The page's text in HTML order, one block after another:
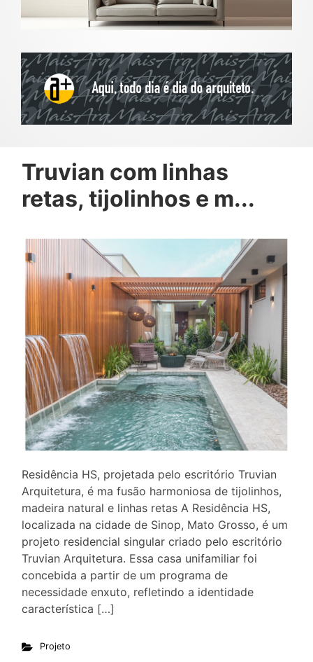
Truvian com linhas
retas, tijolinhos e m...
Residência HS, projetada pelo escritório Truvian
Arquitetura, é ma fusão harmoniosa de tijolinhos,
madeira natural e linhas retas A Residência HS,
localizada na cidade de Sinop, Mato Grosso, é um
projeto residencial singular criado pelo escritório
Truvian Arquitetura. Essa casa unifamiliar foi
concebida a partir de um programa de
necessidade enxuto, refletindo a identidade
característica […]
Projeto